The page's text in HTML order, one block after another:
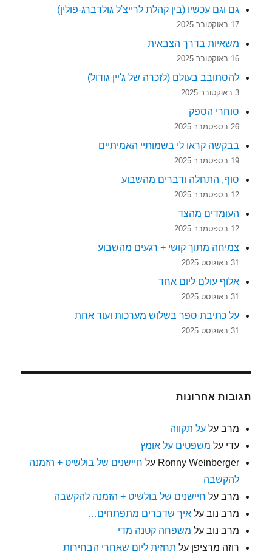
גם וגם עכשיו (בין קהלת לרייצ'ל גולדברג-פולין)
17 באוקטובר 2025
משאיות בדרך הצבאית
16 באוקטובר 2025
להסתובב בעולם (לזכרה של ג'יין גודול)
3 באוקטובר 2025
סוחרי הספק
26 בספטמבר 2025
בבקשה קראו לי בשמותיי האמיתיים
19 בספטמבר 2025
סוף, התחלה ודברים מהשבוע
12 בספטמבר 2025
העומדים מהצד
12 בספטמבר 2025
צמיחה מתוך קושי + רגעים מהשבוע
31 באוגוסט 2025
אלוף עולם ליום אחד
31 באוגוסט 2025
על כתיבת ספר בשלוש מערכות ועוד אחת
31 באוגוסט 2025
תגובות אחרונות
מרב עלעל תקווה
עדי על משפטים על אומץ
Ronny Weinberger על חיישנים של בולשיט + הזמנה
להקשבה
מרב על חיישנים של בולשיט + הזמנה להקשבה
מרב נוב עלאיך שדברים מתפתחים…
מרב נוב על משפחה קטנה מדי
רוזה מרציפן על תחזית ליום שאחרי הבחירות